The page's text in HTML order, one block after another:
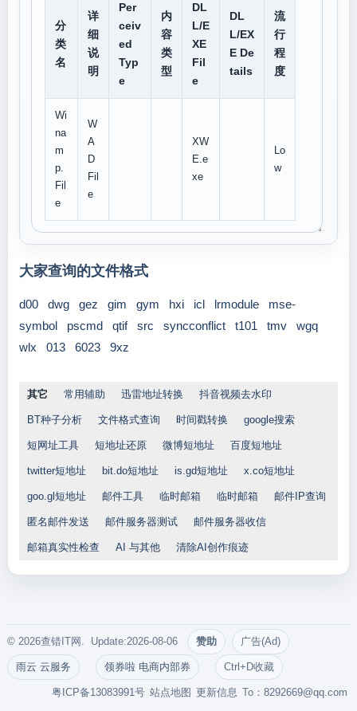
分
类
名
详
细
说
明
Per
ceiv
ed
Typ
e
内
容
类
型
DL
L/E
XE
Fil
e
DL
L/EX
E De
tails
流
行
程
度
Wi
na
m
p.
Fil
e
W
A
D
Fil
e
XW
E.e
xe
Lo
w
大家查询的文件格式
d00 dwg gez gim gym hxi icl lrmodule
mse-
symbol
pscmd qtif src syncconflict t101 tmv
wgq
wlx
013 6023 9xz
其它 常用辅助 迅雷地址转换 抖音视频去水印
BT种子分析 文件格式查询 时间戳转换 google搜索
短网址工具 短地址还原 微博短地址 百度短地址
twitter短地址 bit.do短地址 is.gd短地址 x.co短地址
goo.gl短地址 邮件工具 临时邮箱 临时邮箱 邮件IP查询
匿名邮件发送 邮件服务器测试 邮件服务器收信
邮箱真实性检查 AI 与其他 清除AI创作痕迹
© 2026查错IT网. Update:2026-08-06 赞助 广告(Ad)
雨云 云服务 领券啦 电商内部券 Ctrl+D收藏
To：8292669@qq.com
更新信息
站点地图
粤ICP备13083991号